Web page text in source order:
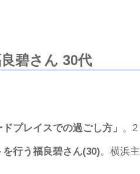
碧さん 30代
プレイスでの過ごし方」 。2
行う福良碧さん(30)。横浜主